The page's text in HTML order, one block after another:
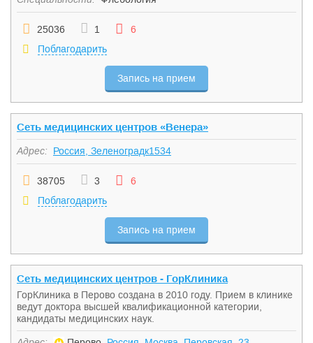
25036 1
6
Поблагодарить
Запись на прием
Сеть медицинских центров «Венера»
Адрес: Россия, Зеленоградк1534
38705 3
6
Поблагодарить
Запись на прием
Сеть медицинских центров - ГорКлиника
ГорКлиника в Перово создана в 2010 году. Прием в клинике
ведут доктора высшей квалификационной категории,
кандидаты медицинских наук.